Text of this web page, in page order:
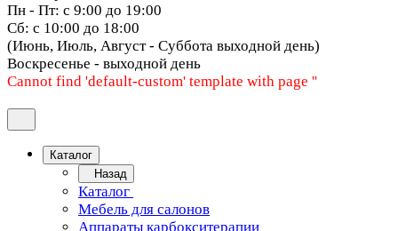
Пн - Пт: с 9:00 до 19:00
Сб: с 10:00 до 18:00
(Июнь, Июль, Август - Суббота выходной день)
Воскресенье - выходной день
Cannot find 'default-custom' template with page ''
Каталог
Назад
Каталог
Мебель для салонов
Аппараты карбокситерапии